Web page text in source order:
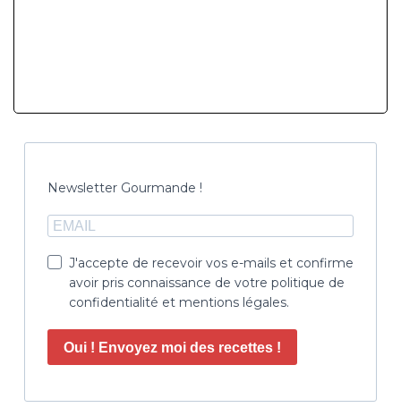
Newsletter Gourmande !
J'accepte de recevoir vos e-mails et confirme
avoir pris connaissance de votre politique de
confidentialité et mentions légales.
Oui ! Envoyez moi des recettes !